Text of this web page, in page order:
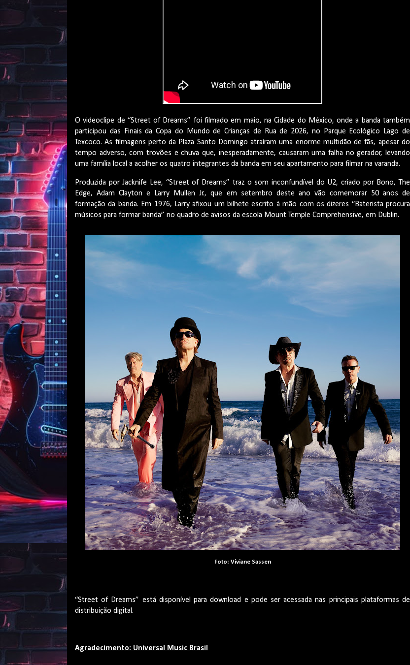
O videoclipe de “Street of Dreams” foi filmado em maio, na Cidade do México, onde a banda também
participou das Finais da Copa do Mundo de Crianças de Rua de 2026, no Parque Ecológico Lago de
Texcoco. As filmagens perto da Plaza Santo Domingo atraíram uma enorme multidão de fãs, apesar do
tempo adverso, com trovões e chuva que, inesperadamente, causaram uma falha no gerador, levando
uma família local a acolher os quatro integrantes da banda em seu apartamento para filmar na varanda.
Produzida por Jacknife Lee, “Street of Dreams” traz o som inconfundível do U2, criado por Bono, The
Edge, Adam Clayton e Larry Mullen Jr., que em setembro deste ano vão comemorar 50 anos de
formação da banda. Em 1976, Larry afixou um bilhete escrito à mão com os dizeres “Baterista procura
músicos para formar banda” no quadro de avisos da escola Mount Temple Comprehensive, em Dublin.
Foto: Viviane Sassen
“Street of Dreams” está disponível para download e pode ser acessada nas principais plataformas de
distribuição digital.
Agradecimento: Universal Music Brasil